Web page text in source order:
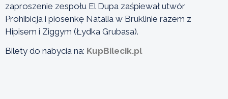
zaproszenie zespołu El Dupa zaśpiewał utwór
Prohibicja i piosenkę Natalia w Bruklinie razem z
Hipisem i Ziggym (Łydka Grubasa).
Bilety do nabycia na: KupBilecik.pl